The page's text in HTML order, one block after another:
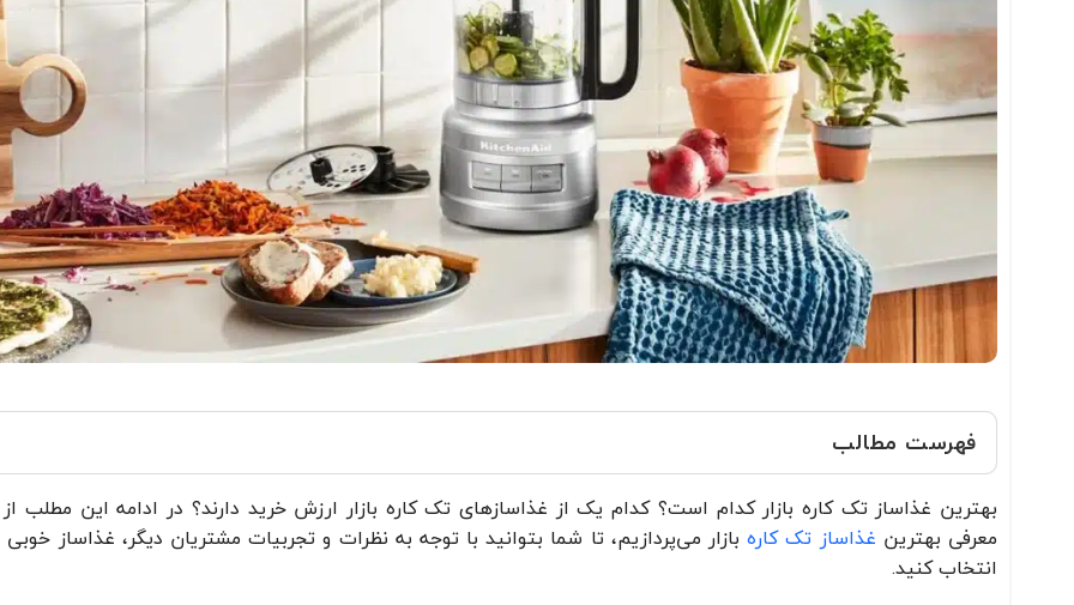
فهرست مطالب
بهترین غذاساز تک کاره بازار کدام است؟ کدام یک از غذاسازهای تک کاره بازار ارزش خرید دارند؟ در ادامه این مطلب از
معرفی بهترین غذاساز تک کارهبازار می‌پردازیم، تا شما بتوانید با توجه به نظرات و تجربیات مشتریان دیگر، غذاساز
انتخاب کنید.